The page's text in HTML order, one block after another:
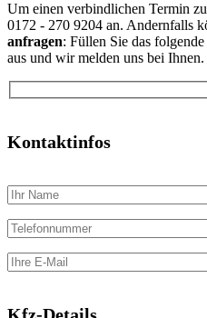
Um einen verbindlichen Termin
0172 - 270 9204 an. Andernfalls
anfragen: Füllen Sie das
aus und wir melden uns bei Ihnen.
Kontaktinfos